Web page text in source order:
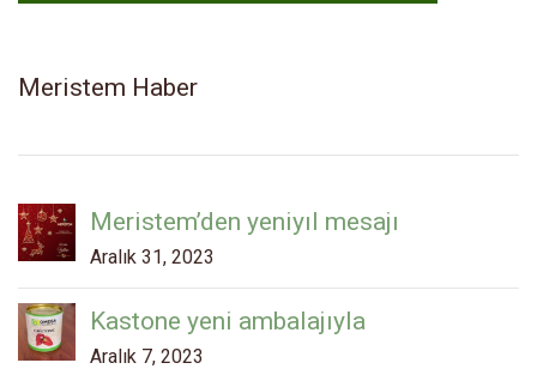
Meristem Haber
Meristem’den yeniyıl mesajı
Aralık 31, 2023
Kastone yeni ambalajıyla
Aralık 7, 2023